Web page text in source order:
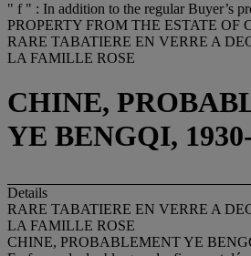
" f " : In addition to the regular Buyer’s
PROPERTY FROM THE ESTATE OF
RARE TABATIERE EN VERRE A
LA FAMILLE ROSE
CHINE,
YE BENGQI,
Details
RARE TABATIERE EN VERRE A
LA FAMILLE ROSE
CHINE, PROBABLEMENT YE